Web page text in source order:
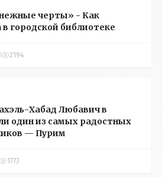
черты» - Как
городской библиотеке
2194
Хабад Любавич в
один из самых радостных
— Пурим
1773